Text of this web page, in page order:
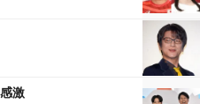
激